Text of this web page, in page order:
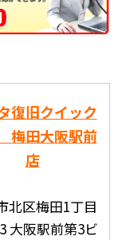
復旧クイック
田大阪駅前
店
北区梅田1丁目
大阪駅前第3ビ